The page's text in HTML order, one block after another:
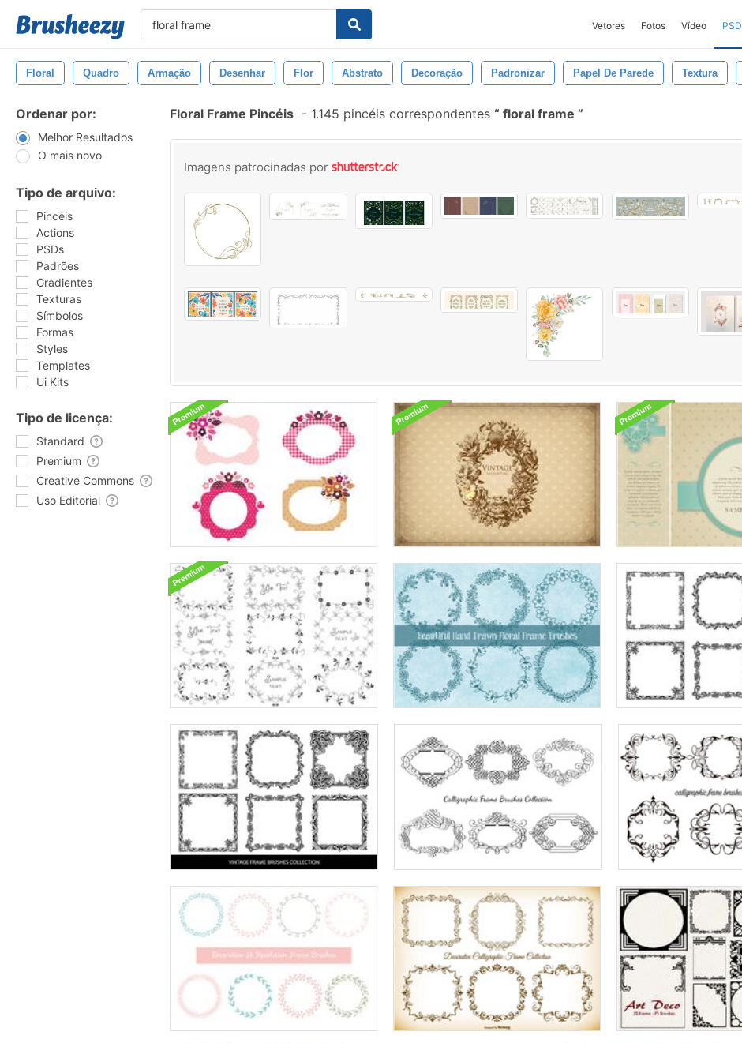
Vetores Fotos Vídeo PSD
Floral Quadro Armação Desenhar Flor Abstrato Decoração Padronizar Papel De Parede Textura
Ordenar por:
Melhor Resultados
O mais novo
Tipo de arquivo:
Pincéis
Actions
PSDs
Padrões
Gradientes
Texturas
Símbolos
Formas
Styles
Templates
Ui Kits
Tipo de licença:
Standard
Premium
Creative Commons
Uso Editorial
Floral Frame Pincéis - 1.145 pincéis correspondentes floral frame
Imagens patrocinadas por